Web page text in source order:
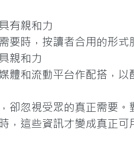
有親和力
要時，按讀者合用的形式
親和力
體和流動平台作配搭，
卻忽視受眾的真正需要。
，這些資訊才變成真正